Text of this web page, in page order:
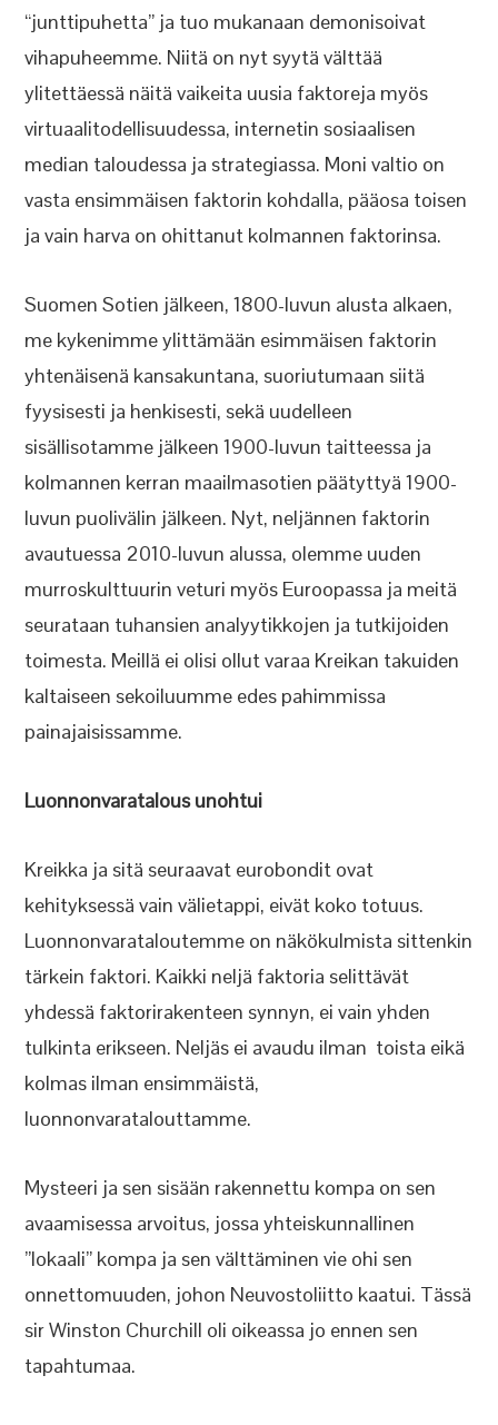
“junttipuhetta” ja tuo mukanaan demonisoivat
vihapuheemme. Niitä on nyt syytä välttää
ylitettäessä näitä vaikeita uusia faktoreja myös
virtuaalitodellisuudessa, internetin sosiaalisen
median taloudessa ja strategiassa. Moni valtio on
vasta ensimmäisen faktorin kohdalla, pääosa toisen
ja vain harva on ohittanut kolmannen faktorinsa.
Suomen Sotien jälkeen, 1800-luvun alusta alkaen,
me kykenimme ylittämään esimmäisen faktorin
yhtenäisenä kansakuntana, suoriutumaan siitä
fyysisesti ja henkisesti, sekä uudelleen
sisällisotamme jälkeen 1900-luvun taitteessa ja
kolmannen kerran maailmasotien päätyttyä 1900-
luvun puolivälin jälkeen. Nyt, neljännen faktorin
avautuessa 2010-luvun alussa, olemme uuden
murroskulttuurin veturi myös Euroopassa ja meitä
seurataan tuhansien analyytikkojen ja tutkijoiden
toimesta. Meillä ei olisi ollut varaa Kreikan takuiden
kaltaiseen sekoiluumme edes pahimmissa
painajaisissamme.
Luonnonvaratalous unohtui
Kreikka ja sitä seuraavat eurobondit ovat
kehityksessä vain välietappi, eivät koko totuus.
Luonnonvarataloutemme on näkökulmista sittenkin
tärkein faktori. Kaikki neljä faktoria selittävät
yhdessä faktorirakenteen synnyn, ei vain yhden
tulkinta erikseen. Neljäs ei avaudu ilman toista eikä
kolmas ilman ensimmäistä,
luonnonvaratalouttamme.
Mysteeri ja sen sisään rakennettu kompa on sen
avaamisessa arvoitus, jossa yhteiskunnallinen
”lokaali” kompa ja sen välttäminen vie ohi sen
onnettomuuden, johon Neuvostoliitto kaatui. Tässä
sir Winston Churchill oli oikeassa jo ennen sen
tapahtumaa.